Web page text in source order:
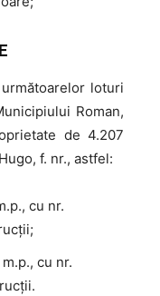
loturi
Roman,
de 4.207
f. nr., astfel:
cu nr.
cu nr.